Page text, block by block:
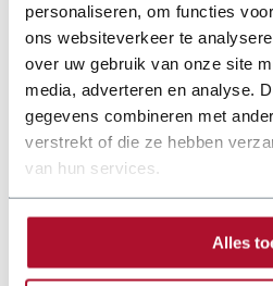
personaliseren, om functies
ons websiteverkeer te
over uw gebruik van onze site
media, adverteren en analyse.
gegevens combineren met
verstrekt of die ze hebben
van hun services.
Alles
Hoe kiest u de
Let op doorvoersnelheid,
materialen u het meest verwerkt.
uitbreidingen gewenst zijn en of
is. Onze adviseurs beoordelen
toepassing en adviseren een
uw proces.